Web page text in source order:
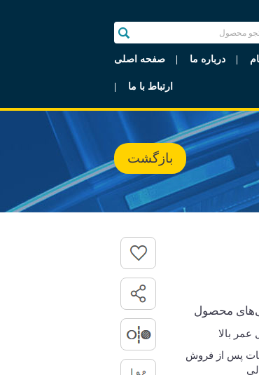
صفحه اصلی درباره ما
ارتباط با ما
بازگشت
محصول
بالا
پس از فروش